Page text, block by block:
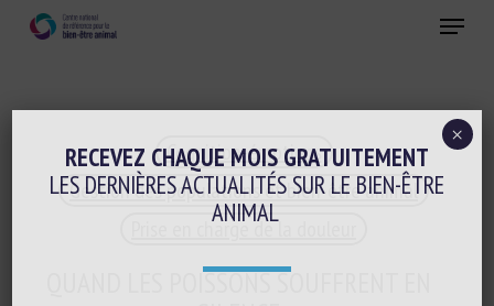
Menu
Cognition-émotions
Gestion des populations et bien-être animal
Prise en charge de la douleur
QUAND LES POISSONS SOUFFRENT EN
RECEVEZ CHAQUE MOIS GRATUITEMENT
LES DERNIÈRES ACTUALITÉS SUR LE BIEN-ÊTRE
ANIMAL
×